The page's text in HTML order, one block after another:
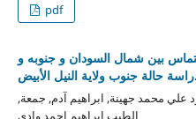
pdf
بين شمال السودان و جنوبه و
حالة جنوب ولاية النيل الأبيض
محمد جهينة, ابراهيم آدم, جمعة,
الطيب ابراهيم احمد وادي